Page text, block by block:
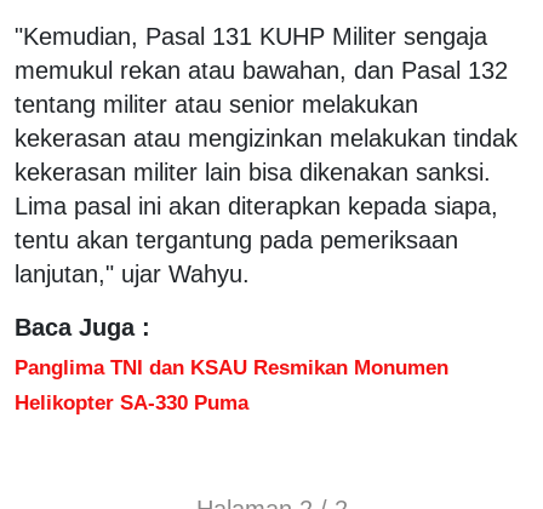
"Kemudian, Pasal 131 KUHP Militer sengaja
memukul rekan atau bawahan, dan Pasal 132
tentang militer atau senior melakukan
kekerasan atau mengizinkan melakukan tindak
kekerasan militer lain bisa dikenakan sanksi.
Lima pasal ini akan diterapkan kepada siapa,
tentu akan tergantung pada pemeriksaan
lanjutan," ujar Wahyu.
Baca Juga :
Panglima TNI dan KSAU Resmikan Monumen
Helikopter SA-330 Puma